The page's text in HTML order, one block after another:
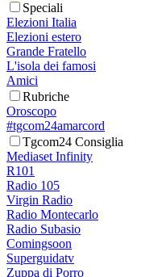
Speciali
Elezioni Italia
Elezioni estero
Grande Fratello
L'isola dei famosi
Amici
Rubriche
Oroscopo
#tgcom24amarcord
Tgcom24 Consiglia
Mediaset Infinity
R101
Radio 105
Virgin Radio
Radio Montecarlo
Radio Subasio
Comingsoon
Superguidatv
Zuppa di Porro